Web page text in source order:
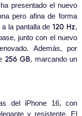
presentado el nuevo
pero afina de forma
a la pantalla de120 Hz,
junto con el nuevo
Además, por
256 GB, marcando un
del iPhone 16, con
y resistente. El